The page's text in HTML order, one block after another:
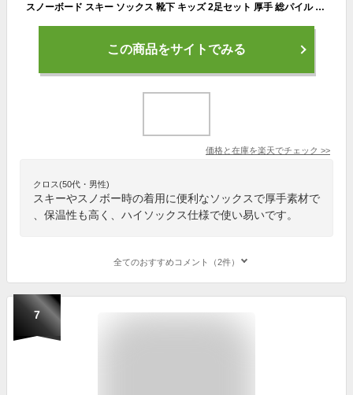
スノーボード スキー ソックス 靴下 キッズ 2足セット 厚手 総パイル 編み VAXPOT(バックスポット) VA-1751 ジュニア ハイソックス 2足組 くつした スノボ 雪遊び ソリ 子供用 防寒 あたたかい あったか 冬 もこもこ[返品交換不可]
この商品をサイトでみる
価格と在庫を楽天でチェック >>
クロス(50代・男性)
スキーやスノボー時の着用に便利なソックスで厚手素材で
、保温性も高く、ハイソックス仕様で使い易いです。
全てのおすすめコメント（2件）
7